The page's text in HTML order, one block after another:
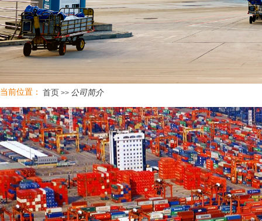
当前位置： 首页 >> 公司简介